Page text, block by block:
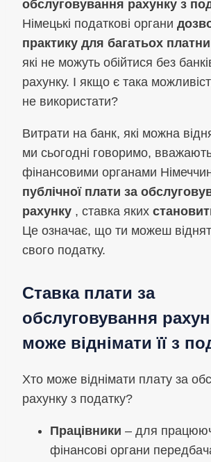
обслуговування рахунку з
Німецькі податкові органи
практику для багатьох
які не можуть обійтися без
рахунку. І якщо є така
не використати?
Витрати на банк, які можна
ми сьогодні говоримо,
фінансовими органами
публічної плати за
рахунку , ставка яких
Це означає, що ти можеш
свого податку.
Ставка плати за
обслуговування
може віднімати її з
Хто може віднімати плату за
рахунку з податку?
Працівники – для
фінансові органи